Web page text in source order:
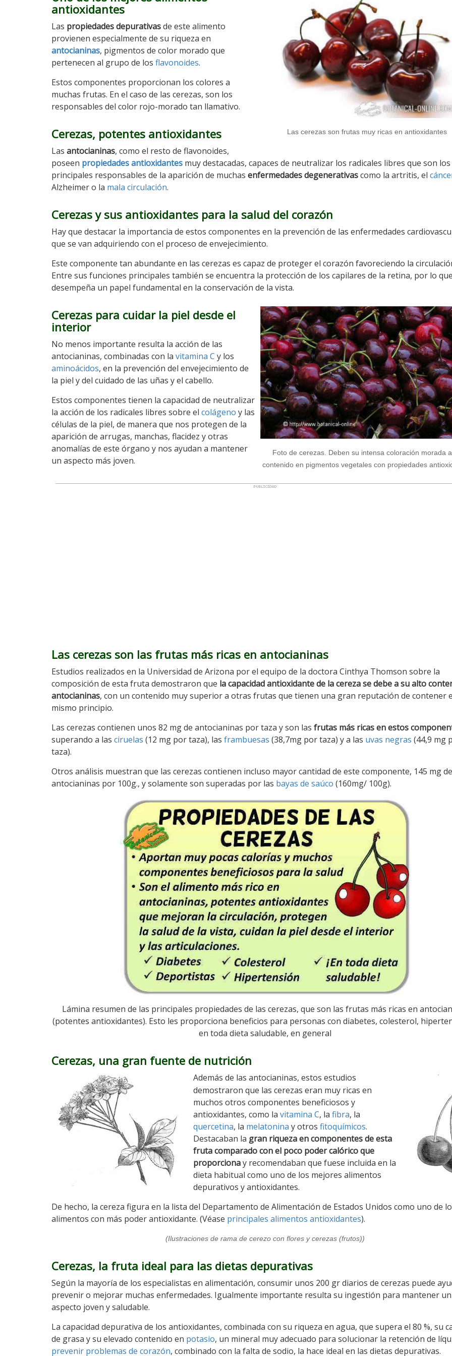
Las cerezas son frutas muy ricas en antioxidantes
antioxidantes
Las propiedades depurativasde este alimento
provienen especialmente de su riqueza en
antocianinas, pigmentos de color morado que
pertenecen al grupo de los flavonoides.
Estos componentes proporcionan los colores a
muchas frutas. En el caso de las cerezas, son los
responsables del color rojo-morado tan llamativo.
Cerezas, potentes antioxidantes
Las antocianinas, como el resto de flavonoides,
poseen propiedades antioxidantes muy destacadas, capaces de neutralizar los radicales libres que son los
principales responsables de la aparición de muchas enfermedades degenerativascomo la artritis, el
Alzheimer o la mala circulación.
Cerezas y sus antioxidantes para la salud del corazón
Hay que destacar la importancia de estos componentes en la prevención de las enfermedades
que se van adquiriendo con el proceso de envejecimiento.
Este componente tan abundante en las cerezas es capaz de proteger el corazón favoreciendo la
Entre sus funciones principales también se encuentra la protección de los capilares de la retina, por lo que
desempeña un papel fundamental en la conservación de la vista.
Foto de cerezas. Deben su intensa coloración morada
contenido en pigmentos vegetales con propiedades
Cerezas para cuidar la piel desde el
interior
No menos importante resulta la acción de las
antocianinas, combinadas con la vitamina C y los
aminoácidos, en la prevención del envejecimiento de
la piel y del cuidado de las uñas y el cabello.
Estos componentes tienen la capacidad de neutralizar
la acción de los radicales libres sobre el colágeno y las
células de la piel, de manera que nos protegen de la
aparición de arrugas, manchas, flacidez y otras
anomalías de este órgano y nos ayudan a mantener
un aspecto más joven.
Las cerezas son las frutas más ricas en antocianinas
Estudios realizados en la Universidad de Arizona por el equipo de la doctora Cinthya Thomson sobre la
composición de esta fruta demostraron que la capacidad antioxidante de la cereza se debe a su alto
antocianinas, con un contenido muy superior a otras frutas que tienen una gran reputación de contener
mismo principio.
Las cerezas contienen unos 82 mg de antocianinas por taza y son las frutas más ricas en estos
superando a las ciruelas (12 mg por taza), las frambuesas (38,7mg por taza) y a las uvas negras (44,9 mg
taza).
Otros análisis muestran que las cerezas contienen incluso mayor cantidad de este componente, 145 mg de
antocianinas por 100g., y solamente son superadas por las bayas de saúco (160mg/ 100g).
Lámina resumen de las principales propiedades de las cerezas, que son las frutas más ricas en
(potentes antioxidantes). Esto les proporciona beneficios para personas con diabetes, colesterol,
en toda dieta saludable, en general
Cerezas, una gran fuente de nutrición
Además de las antocianinas, estos estudios
demostraron que las cerezas eran muy ricas en
muchos otros componentes beneficiosos y
antioxidantes, como la vitamina C, la fibra, la
quercetina, la melatonina y otros fitoquímicos.
Destacaban la gran riqueza en componentes de esta
fruta comparado con el poco poder calórico que
proporcionay recomendaban que fuese incluida en la
dieta habitual como uno de los mejores alimentos
depurativos y antioxidantes.
De hecho, la cereza figura en la lista del Departamento de Alimentación de Estados Unidos como uno de
alimentos con más poder antioxidante. (Véase principales alimentos antioxidantes).
(Ilustraciones de rama de cerezo con flores y cerezas (frutos))
Cerezas, la fruta ideal para las dietas depurativas
Según la mayoría de los especialistas en alimentación, consumir unos 200 gr diarios de cerezas puede
prevenir o mejorar muchas enfermedades. Igualmente importante resulta su ingestión para mantener un
aspecto joven y saludable.
La capacidad depurativa de los antioxidantes, combinada con su riqueza en agua, que supera el 80 %, su
de grasa y su elevado contenido en potasio, un mineral muy adecuado para solucionar la retención de
prevenir problemas de corazón, combinado con la falta de sodio, la hace ideal en las dietas depurativas.